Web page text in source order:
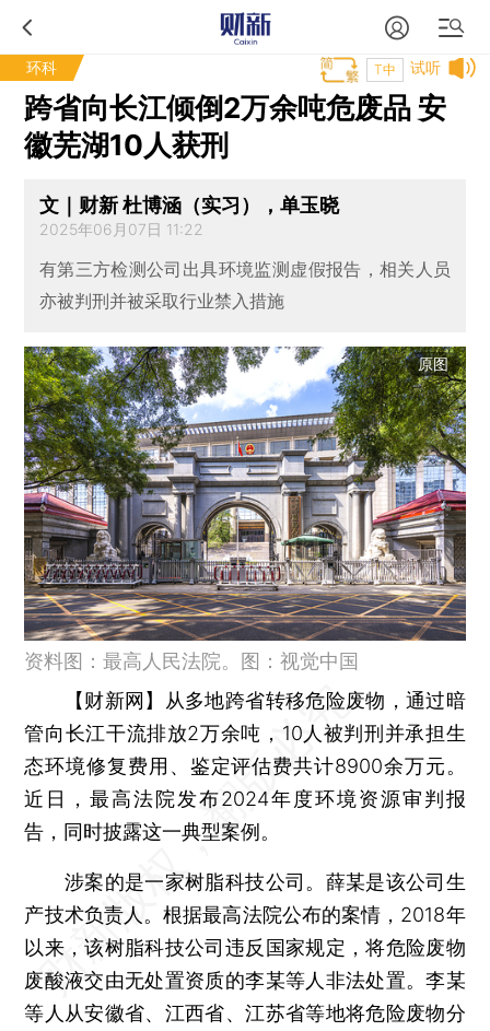
环科 试听
T中
跨省向长江倾倒2万余吨危废品 安
徽芜湖10人获刑
文｜财新 杜博涵（实习），单玉晓
2025年06月07日 11:22
有第三方检测公司出具环境监测虚假报告，相关人员
亦被判刑并被采取行业禁入措施
原图
资料图：最高人民法院。图：视觉中国
【财新网】
从多地跨省转移危险废物，通过暗
管向长江干流排放2万余吨，10人被判刑并承担生
态环境修复费用、鉴定评估费共计8900余万元。
近日，最高法院发布2024年度环境资源审判报
告，同时披露这一典型案例。
涉案的是一家树脂科技公司。薛某是该公司生
产技术负责人。根据最高法院公布的案情，2018年
以来，该树脂科技公司违反国家规定，将危险废物
废酸液交由无处置资质的李某等人非法处置。李某
等人从安徽省、江西省、江苏省等地将危险废物分